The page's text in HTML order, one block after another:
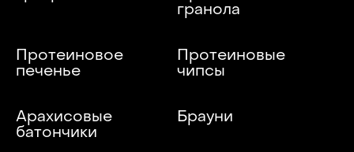
гранола
Протеиновое
печенье
Протеиновые
чипсы
Арахисовые
батончики
Брауни